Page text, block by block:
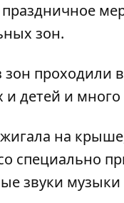
зон.
проходили
и детей и
на
специально
звуки музыки